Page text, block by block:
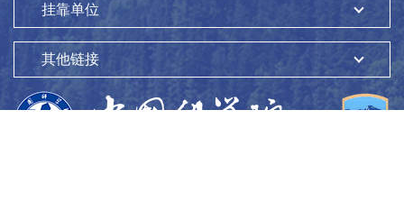
挂靠单位
其他链接